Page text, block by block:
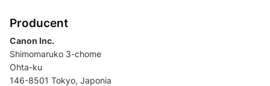
Producent
Canon Inc.
Shimomaruko 3-chome
Ohta-ku
146-8501 Tokyo, Japonia